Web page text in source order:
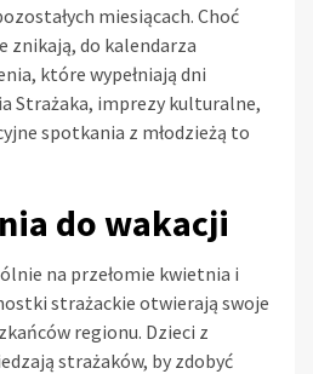
miesiącach. Choć
znikają, do kalendarza
które wypełniają dni
Strażaka, imprezy kulturalne,
spotkania z młodzieżą to
do wakacji
na przełomie kwietnia i
strażackie otwierają swoje
regionu. Dzieci z
strażaków, by zdobyć